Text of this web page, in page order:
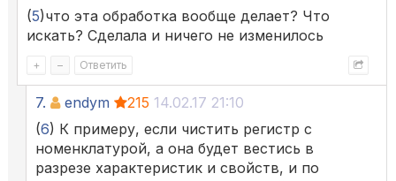
(5)что эта обработка вообще делает? Что
искать? Сделала и ничего не изменилось
+ – Ответить
7. endym 215 14.02.17 21:10
(6) К примеру, если чистить регистр с
номенклатурой, а она будет вестись в
разрезе характеристик и свойств, и по